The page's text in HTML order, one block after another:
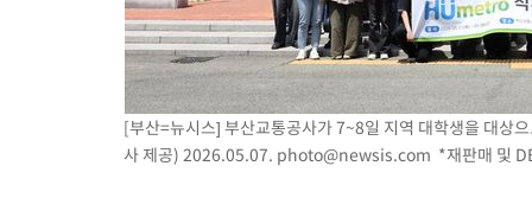
[부산=뉴시스] 부산교통공사가 7~8일 지역 대학생을 대상
사 제공) 2026.05.07. photo@newsis.com *재판매 및